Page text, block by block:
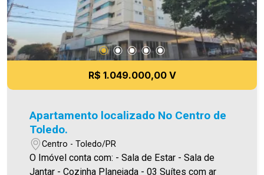
R$ 1.049.000,00 V
Apartamento localizado No Centro de
Toledo.
Centro - Toledo/PR
O Imóvel conta com: - Sala de Estar - Sala de
Jantar - Cozinha Planejada - 03 Suítes com ar